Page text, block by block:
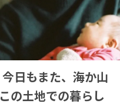
日もまた、海か山
の土地での暮らし